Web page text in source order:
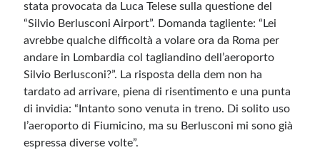
stata provocata da Luca Telese sulla questione del
“Silvio Berlusconi Airport”. Domanda tagliente: “Lei
avrebbe qualche difficoltà a volare ora da Roma per
andare in Lombardia col tagliandino dell’aeroporto
Silvio Berlusconi?”. La risposta della dem non ha
tardato ad arrivare, piena di risentimento e una punta
di invidia: “Intanto sono venuta in treno. Di solito uso
l’aeroporto di Fiumicino, ma su Berlusconi mi sono già
espressa diverse volte”.